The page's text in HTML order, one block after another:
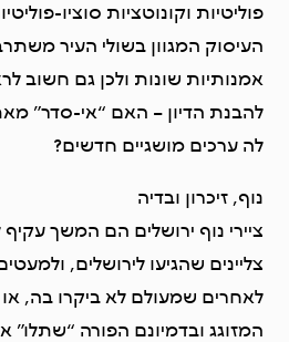
פוליטיות וקונוטציות סוציו-
העיסוק המגוון בשולי העיר
אמנותיות שונות ולכן גם חשוב
להבנת הדיון – האם “אי-סדר”
לה ערכים מושגיים חדשים?
נוף, זיכרון ובדיה
ציירי נוף ירושלים הם המשך
צליינים שהגיעו לירושלים,
לאחרים שמעולם לא ביקרו בה,
המזוגג ובדמיונם הפורה